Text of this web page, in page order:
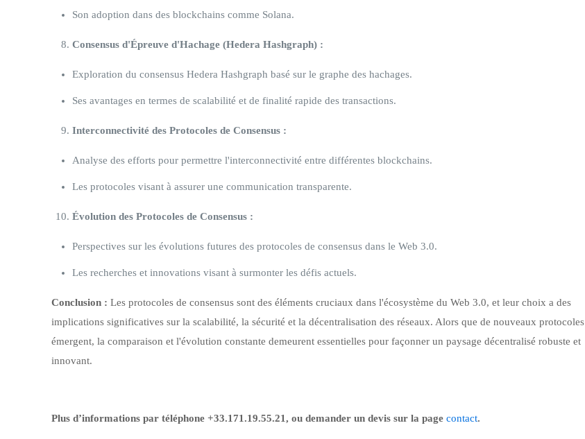
Son adoption dans des blockchains comme Solana.
Consensus d'Épreuve d'Hachage (Hedera Hashgraph) :
Exploration du consensus Hedera Hashgraph basé sur le graphe des hachages.
Ses avantages en termes de scalabilité et de finalité rapide des transactions.
Interconnectivité des Protocoles de Consensus :
Analyse des efforts pour permettre l'interconnectivité entre différentes blockchains.
Les protocoles visant à assurer une communication transparente.
Évolution des Protocoles de Consensus :
Perspectives sur les évolutions futures des protocoles de consensus dans le Web 3.0.
Les recherches et innovations visant à surmonter les défis actuels.
Conclusion : Les protocoles de consensus sont des éléments cruciaux dans l'écosystème du Web 3.0, et leur choix a des
implications significatives sur la scalabilité, la sécurité et la décentralisation des réseaux. Alors que de nouveaux protocoles
émergent, la comparaison et l'évolution constante demeurent essentielles pour façonner un paysage décentralisé robuste et
innovant.
Plus d’informations par téléphone +33.171.19.55.21, ou demander un devis sur la page contact.